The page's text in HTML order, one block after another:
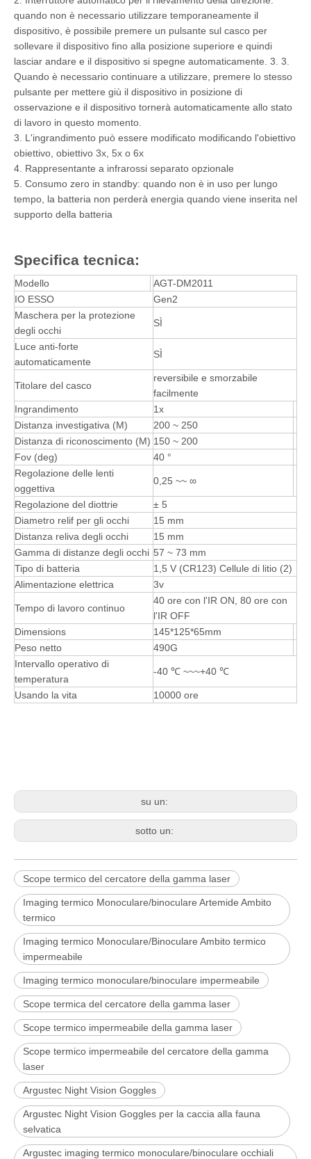
quando non è necessario utilizzare temporaneamente il
dispositivo, è possibile premere un pulsante sul casco per
sollevare il dispositivo fino alla posizione superiore e quindi
lasciar andare e il dispositivo si spegne automaticamente. 3. 3.
Quando è necessario continuare a utilizzare, premere lo stesso
pulsante per mettere giù il dispositivo in posizione di
osservazione e il dispositivo tornerà automaticamente allo stato
di lavoro in questo momento.
3. L'ingrandimento può essere modificato modificando l'obiettivo
obiettivo, obiettivo 3x, 5x o 6x
4. Rappresentante a infrarossi separato opzionale
5. Consumo zero in standby: quando non è in uso per lungo
tempo, la batteria non perderà energia quando viene inserita nel
supporto della batteria
Specifica tecnica:
Modello
AGT-DM2011
IO ESSO
Gen2
Maschera per la protezione
degli occhi
SÌ
Luce anti-forte
automaticamente
SÌ
Titolare del casco
reversibile e smorzabile
facilmente
Ingrandimento
1x
Distanza investigativa (M)
200 ~ 250
Distanza di riconoscimento (M) 150 ~ 200
Fov (deg)
40 °
Regolazione delle lenti
oggettiva
0,25 ~~ ∞
Regolazione del diottrie
± 5
Diametro relif per gli occhi
15 mm
Distanza reliva degli occhi
15 mm
Gamma di distanze degli occhi 57 ~ 73 mm
Tipo di batteria
1,5 V (CR123) Cellule di litio (2)
Alimentazione elettrica
3v
Tempo di lavoro continuo
40 ore con l'IR ON, 80 ore con
l'IR OFF
Dimensions
145*125*65mm
Peso netto
490G
Intervallo operativo di
temperatura
-40 ℃ ~~~+40 ℃
Usando la vita 10000 ore
su un:
sotto un:
Scope termico del cercatore della gamma laser
Imaging termico Monoculare/binoculare Artemide Ambito
termico
Imaging termico Monoculare/Binoculare Ambito termico
impermeabile
Imaging termico monoculare/binoculare impermeabile
Scope termica del cercatore della gamma laser
Scope termico impermeabile della gamma laser
Scope termico impermeabile del cercatore della gamma
laser
Argustec Night Vision Goggles
Argustec Night Vision Goggles per la caccia alla fauna
selvatica
Argustec imaging termico monoculare/binoculare occhiali